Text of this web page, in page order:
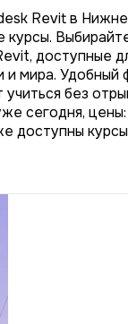
Revit в
курсы.
доступные
и мира. Удобный
без
сегодня, цены:
доступны